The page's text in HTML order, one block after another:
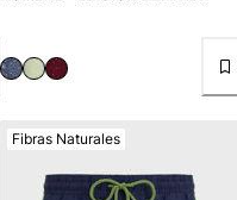
Fibras Naturales